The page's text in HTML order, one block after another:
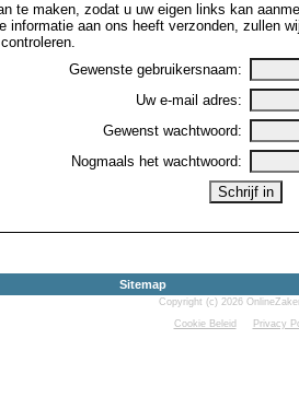
te maken, zodat u uw eigen links kan
informatie aan ons heeft verzonden, zullen
Gewenste gebruikersnaam:
Uw e-mail adres:
Gewenst wachtwoord:
Nogmaals het wachtwoord:
Sitemap
Copyright (c) 2026
Cookie Beleid
Privacy